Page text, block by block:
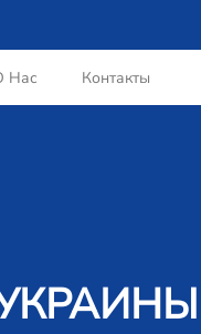
Нас Контакты